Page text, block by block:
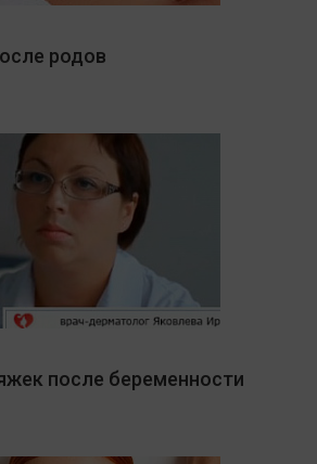
родов
после беременности